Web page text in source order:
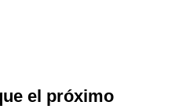
el próximo